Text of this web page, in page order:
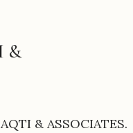
&
& ASSOCIATES.